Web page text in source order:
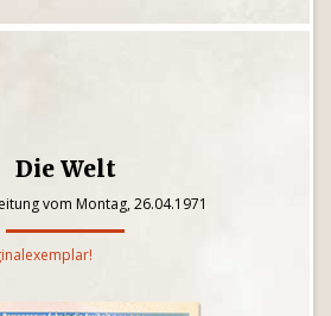
Die Welt
vom Montag, 26.04.1971